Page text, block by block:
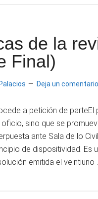
de la
Final)
Deja un comentario
a petición de parteEl
oficio, sino que se
ante Sala de lo
de dispositividad. Es
emitida el veintiuno …